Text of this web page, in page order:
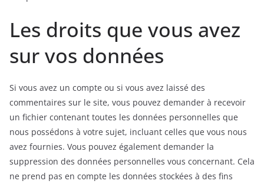
Les droits que vous avez
sur vos données
Si vous avez un compte ou si vous avez laissé des
commentaires sur le site, vous pouvez demander à recevoir
un fichier contenant toutes les données personnelles que
nous possédons à votre sujet, incluant celles que vous nous
avez fournies. Vous pouvez également demander la
suppression des données personnelles vous concernant. Cela
ne prend pas en compte les données stockées à des fins